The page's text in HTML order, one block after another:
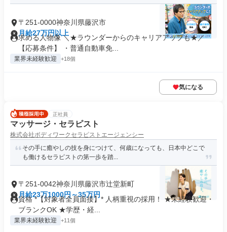
〒251-0000神奈川県藤沢市
月給27万円以上
求める人物像 ＼★ラウンダーからのキャリアアップも★／
【応募条件】 ・普通自動車免...
業界未経験歓迎 +18個
気になる
正社員
マッサージ・セラピスト
株式会社ボディワークセラピストエージェンシー
その手に癒やしの技を身につけて、何歳になっても、日本中どこで
も働けるセラピストの第一歩を踏...
〒251-0042神奈川県藤沢市辻堂新町
月給23万1000円～35万円
資格 *【対象者全員面接】* 人柄重視の採用！ ★未経験歓迎・
ブランクOK ★学歴・経...
業界未経験歓迎 +11個